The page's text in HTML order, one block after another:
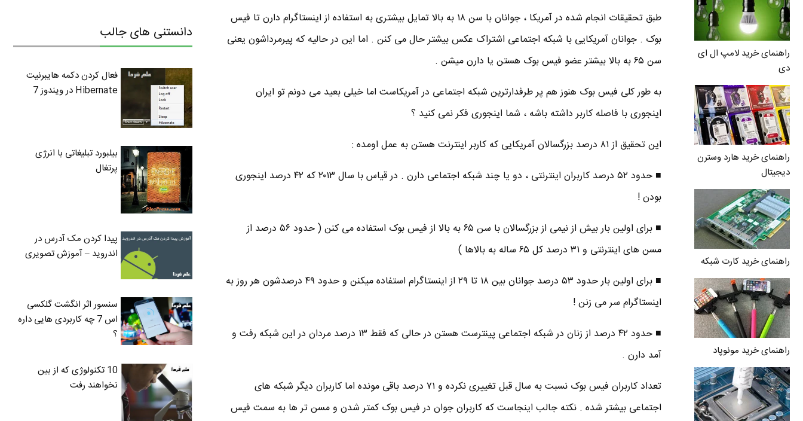
راهنمای خرید لامپ ال ای
دی
راهنمای خرید هارد وسترن
دیجیتال
راهنمای خرید کارت شبکه
راهنمای خرید مونوپاد
طبق تحقیقات انجام شده در آمریکا ، جوانان با سن ۱۸ به بالا تمایل بیشتری به استفاده از اینستاگرام دارن تا فیس
بوک . جوانان آمریکایی با شبکه اجتماعی اشتراک عکس بیشتر حال می کنن . اما این در حالیه که پیرمرداشون یعنی
سن ۶۵ به بالا بیشتر عضو فیس بوک هستن یا دارن میشن .
به طور کلی فیس بوک هنوز هم پر طرفدارترین شبکه اجتماعی در آمریکاست اما خیلی بعید می دونم تو ایران
اینجوری با فاصله کاربر داشته باشه ، شما اینجوری فکر نمی کنید ؟
این تحقیق از ۸۱ درصد بزرگسالان آمریکایی که کاربر اینترنت هستن به عمل اومده :
■ حدود ۵۲ درصد کاربران اینترنتی ، دو یا چند شبکه اجتماعی دارن . در قیاس با سال ۲۰۱۳ که ۴۲ درصد اینجوری
بودن !
■ برای اولین بار بیش از نیمی از بزرگسالان با سن ۶۵ به بالا از فیس بوک استفاده می کنن ( حدود ۵۶ درصد از
مسن های اینترنتی و ۳۱ درصد کل ۶۵ ساله به بالاها )
■ برای اولین بار حدود ۵۳ درصد جوانان بین ۱۸ تا ۲۹ از اینستاگرام استفاده میکنن و حدود ۴۹ درصدشون هر روز به
اینستاگرام سر می زنن !
■ حدود ۴۲ درصد از زنان در شبکه اجتماعی پینترست هستن در حالی که فقط ۱۳ درصد مردان در این شبکه رفت و
آمد دارن .
تعداد کاربران فیس بوک نسبت به سال قبل تغییری نکرده و ۷۱ درصد باقی مونده اما کاربران دیگر شبکه های
اجتماعی بیشتر شده . نکته جالب اینجاست که کاربران جوان در فیس بوک کمتر شدن و مسن تر ها به سمت فیس
دانستنی های جالب
فعال کردن دکمه هایبرنیت
Hibernate در ویندوز 7
بیلبورد تبلیغاتی با انرژی
پرتغال
پیدا کردن مک آدرس در
اندروید – آموزش تصویری
سنسور اثر انگشت گلکسی
اس 7 چه کاربردی هایی داره
؟
10 تکنولوژی که از بین
نخواهند رفت